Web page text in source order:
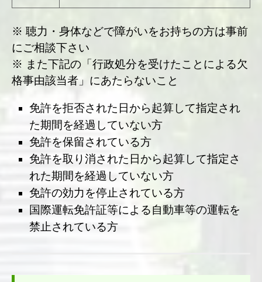
※ 聴力・身体などで障がいをお持ちの方は事前
にご相談下さい
※ また下記の「行政処分を受けたことによる欠
格事由該当者」にあたらないこと
免許を拒否された日から起算して指定され
た期間を経過していない方
免許を保留されている方
免許を取り消された日から起算して指定さ
れた期間を経過していない方
免許の効力を停止されている方
国際運転免許証等による自動車等の運転を
禁止されている方